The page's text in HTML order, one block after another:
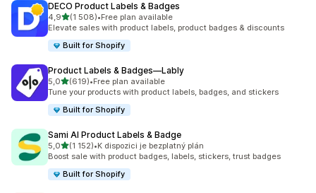
DECO Product Labels & Badges
4,9z 5 hvězd
(1 508)
Celkový počet recenzí: 1508
•Free plan available
Elevate sales with product labels, product badges & discounts
Built for Shopify
Product Labels & Badges—Lably
5,0z 5 hvězd
(619)
Celkový počet recenzí: 619
•Free plan available
Tune your products with product labels, badges, and stickers
Built for Shopify
Sami AI Product Labels & Badge
5,0z 5 hvězd
(1 152)
Celkový počet recenzí: 1152
•K dispozici je bezplatný plán
Boost sale with product badges, labels, stickers, trust badges
Built for Shopify